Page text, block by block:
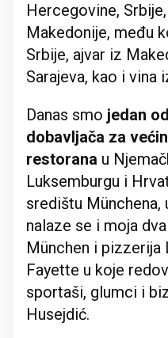
Hercegovine,
Makedonije, među
Srbije, ajvar iz
Sarajeva, kao i vina
Danas smo jedan
dobavljača za
restorana u
Luksemburgu i
središtu
nalaze se i moja
München i
Fayette u koje
sportaši, glumci i
Husejdić.